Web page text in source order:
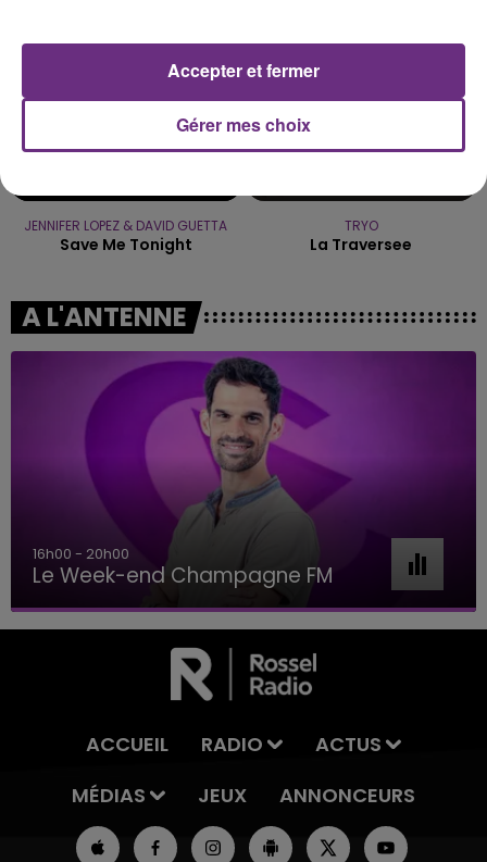
JENNIFER LOPEZ & DAVID GUETTA
Save Me Tonight
TRYO
La Traversee
A L'ANTENNE
16h00 - 20h00
Le Week-end Champagne FM
ACCUEIL RADIO
ACTUS
MÉDIAS
JEUX ANNONCEURS
Gérer mes choix
Accepter et fermer